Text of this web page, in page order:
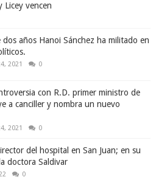
Licey vencen
dos años Hanoi Sánchez ha militado en
2021 0
con R.D. primer ministro de
a canciller y nombra un nuevo
2021 0
del hospital en San Juan; en su
doctora Saldivar
0